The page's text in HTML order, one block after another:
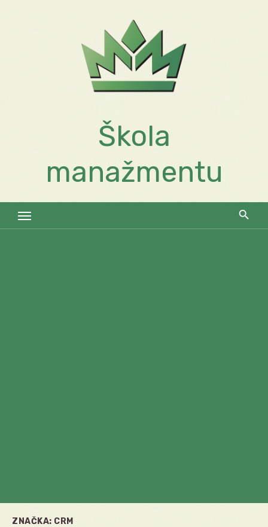
Škola
manažmentu
ZNAČKA: CRM